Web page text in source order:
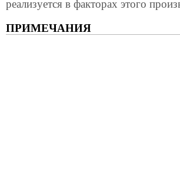
реализуется в факторах этого
ПРИМЕЧАНИЯ